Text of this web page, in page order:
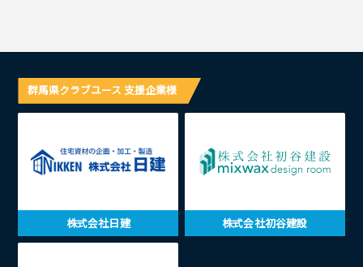
群馬県クラブユース 支援企業様
株式会社日建 株式会社初谷建設